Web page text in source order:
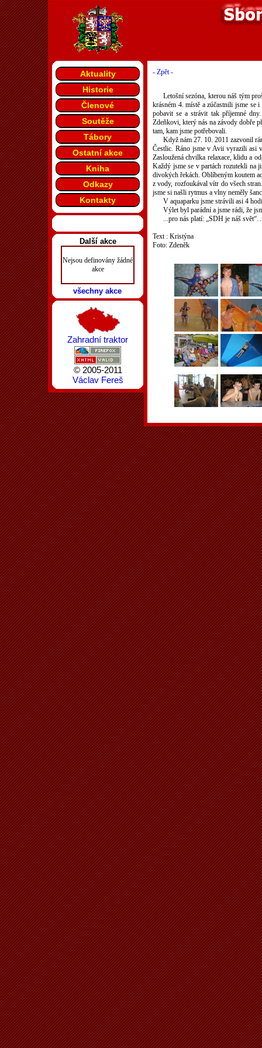
- Zpět -
Letošní sezóna, kterou náš tým
krásném 4. místě a zúčastnili jsme se
pobavit se a strávit tak příjemné
Zdeňkovi, který nás na závody dobře
tam, kam jsme potřebovali.
Když nám 27. 10. 2011 zazvonil
Čestlic. Ráno jsme v Avii vyrazili asi
Zasloužená chvilka relaxace, klidu a
Každý jsme se v partách rozutekli na
divokých řekách. Oblíbeným koutem
z vody, rozfoukával vítr do všech
jsme si našli rytmus a vlny neměly
V aquaparku jsme strávili asi 4
Výlet byl parádní a jsme rádi, že
...pro nás platí: „SDH je náš
Text : Kristýna
Foto: Zdeněk
Aktuality
Historie
Členové
Soutěže
Tábory
Ostatní akce
Kniha
Odkazy
Kontakty
Další akce
Nejsou definovány žádné
akce
všechny akce
Zahradní traktor
© 2005-2011
Václav Fereš